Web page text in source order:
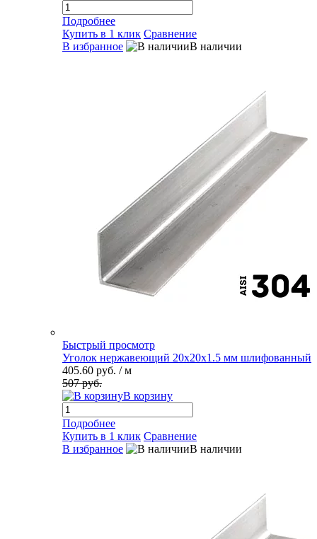
Подробнее
Купить в 1 клик Сравнение
В избранное
В наличии
Быстрый просмотр
Уголок нержавеющий 20х20х1.5 мм шлифованный
405.60 руб. / м
507 руб.
В корзину
Подробнее
Купить в 1 клик Сравнение
В избранное
В наличии